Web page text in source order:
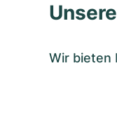
Wir bieten